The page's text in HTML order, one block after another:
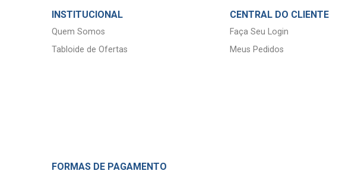
INSTITUCIONAL
Quem Somos
Tabloide de Ofertas
CENTRAL DO CLIENTE
Faça Seu Login
Meus Pedidos
FORMAS DE PAGAMENTO